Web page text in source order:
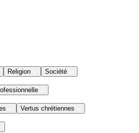
Religion Société
Vertus chrétiennes